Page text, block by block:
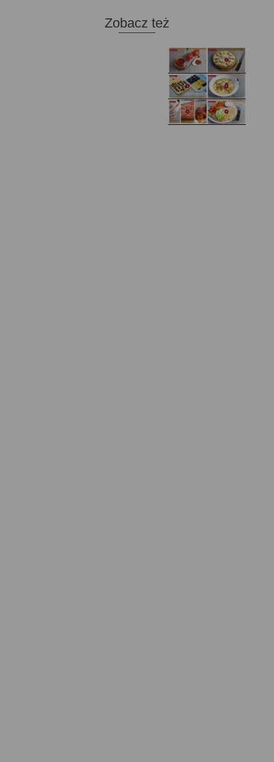
Zobacz też
Domowy ketchup (bez
cukru)
Tarta francuska z
cebulą i pomidorem
Domowe żelki
Zupa kurkowa z
selerem i pietruszką